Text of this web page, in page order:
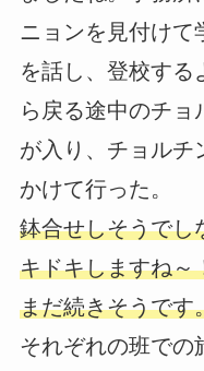
ニョンを見付けて
を話し、登校する
ら戻る途中のチョ
が入り、チョルチ
かけて行った。
鉢合せしそうでし
キドキしますね～
まだ続きそうです
それぞれの班での